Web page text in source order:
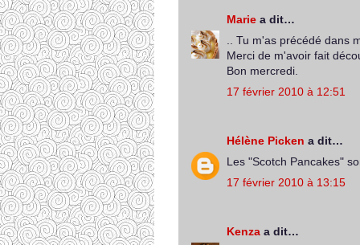
Marie a dit…
.. Tu m'as précédé dans
Merci de m'avoir fait
Bon mercredi.
17 février 2010 à 12:51
Hélène Picken a dit…
Les "Scotch Pancakes"
17 février 2010 à 13:15
Kenza a dit…